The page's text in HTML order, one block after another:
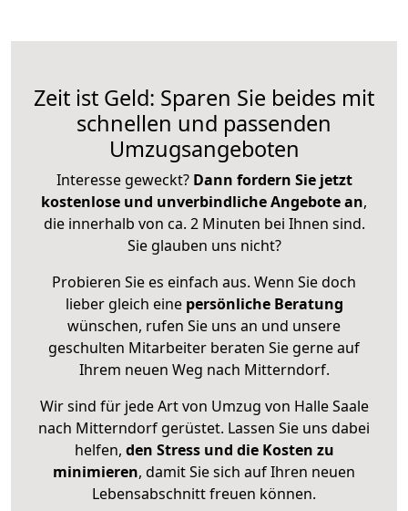
Zeit ist Geld: Sparen Sie beides mit
schnellen und passenden
Umzugsangeboten
Interesse geweckt? Dann fordern Sie jetzt
kostenlose und unverbindliche Angebote an,
die innerhalb von ca. 2 Minuten bei Ihnen sind.
Sie glauben uns nicht?
Probieren Sie es einfach aus. Wenn Sie doch
lieber gleich eine persönliche Beratung
wünschen, rufen Sie uns an und unsere
geschulten Mitarbeiter beraten Sie gerne auf
Ihrem neuen Weg nach Mitterndorf.
Wir sind für jede Art von Umzug von Halle Saale
nach Mitterndorf gerüstet. Lassen Sie uns dabei
helfen, den Stress und die Kosten zu
minimieren, damit Sie sich auf Ihren neuen
Lebensabschnitt freuen können.